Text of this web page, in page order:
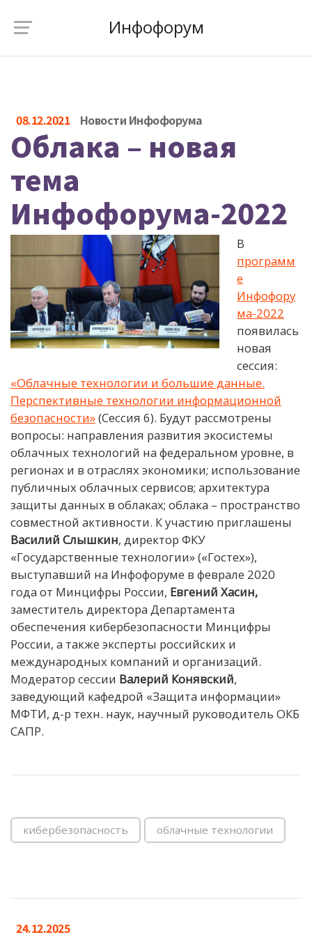
Инфофорум
08.12.2021 Новости Инфофорума
Облака – новая
тема
Инфофорума-2022
В
программ
е
Инфофору
ма-2022
появилась
новая
сессия:
«Облачные технологии и большие данные.
Перспективные технологии информационной
безопасности»(Сессия 6). Будут рассмотрены
вопросы: направления развития экосистемы
облачных технологий на федеральном уровне, в
регионах и в отраслях экономики; использование
публичных облачных сервисов; архитектура
защиты данных в облаках; облака – пространство
совместной активности. К участию приглашены
Василий Слышкин, директор ФКУ
«Государственные технологии» («Гостех»),
выступавший на Инфофоруме в феврале 2020
года от Минцифры России, Евгений Хасин,
заместитель директора Департамента
обеспечения кибербезопасности Минцифры
России, а также эксперты российских и
международных компаний и организаций.
Модератор сессии Валерий Конявский,
заведующий кафедрой «Защита информации»
МФТИ, д-р техн. наук, научный руководитель ОКБ
САПР.
кибербезопасность облачные технологии
24.12.2025